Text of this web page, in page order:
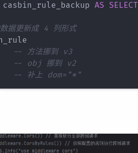
casbin_rule_backup AS SELECT
据更新成 4 列形式
-- 方法挪到 v3
-- obj 挪到 v2
-- 补上 dom="*"